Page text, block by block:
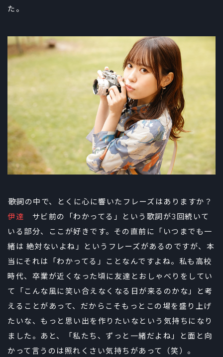
た。
――歌詞の中で、とくに心に響いたフレーズはありますか？
伊達 サビ前の「わかってる」という歌詞が3回続いて
いる部分、ここが好きです。その直前に「いつまでも一
緒は 絶対ないよね」というフレーズがあるのですが、本
当にそれは「わかってる」ことなんですよね。私も高校
時代、卒業が近くなった頃に友達とおしゃべりをしてい
て「こんな風に笑い合えなくなる日が来るのかな」と考
えることがあって、だからこそもっとこの場を盛り上げ
たいな、もっと思い出を作りたいなという気持ちになり
ました。あと、「私たち、ずっと一緒だよね」と面と向
かって言うのは照れくさい気持ちがあって（笑）。